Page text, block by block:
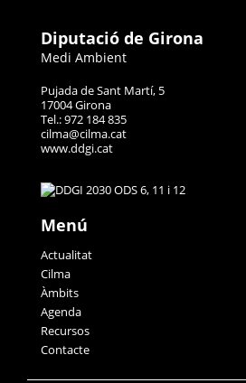
Diputació de Girona
Medi Ambient
Pujada de Sant Martí, 5
17004 Girona
Tel.: 972 184 835
cilma@cilma.cat
www.ddgi.cat
Menú
Actualitat
Cilma
Àmbits
Agenda
Recursos
Contacte